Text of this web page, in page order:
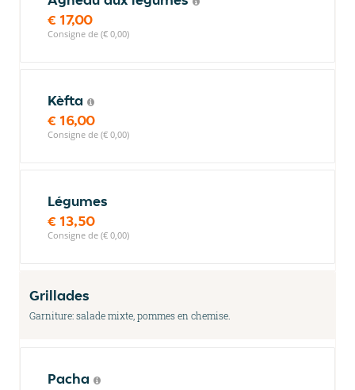
€ 17,00
Consigne de (€ 0,00)
Kèfta
€ 16,00
Consigne de (€ 0,00)
Légumes
€ 13,50
Consigne de (€ 0,00)
Grillades
Garniture: salade mixte, pommes en chemise.
Pacha